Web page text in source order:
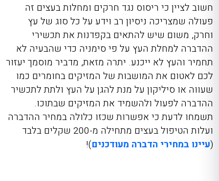
חשוב לציין כי ריסוס נגד חרקים ומחלות בעצים זה
פעולה שמצריכה ניסיון רב וידע על כל סוג של עץ
וחרק, משום שיש להתאים בקפדנות את תכשירי
ההדברה למחלת העץ על פי סימניה כדי שהבעיה לא
תחמיר והעץ לא ייכנע. יתרה מזאת, מדביר מוסמך יעזור
לכם לאטום את המושבות של המזיקים בחומרים כמו
שעווה או סיליקון על מנת להגן על העץ ולתת לתכשיר
ההדברה לפעול ולהשמיד את המזיקים שבתוכו.
תשמחו לדעת כי אפשרות שכזו כלולה במחיר ההדברה
ועלות הטיפול בעצים מתחילה מ-200 שקלים בלבד
(עיינו במחירי הדברה מעודכנים)!